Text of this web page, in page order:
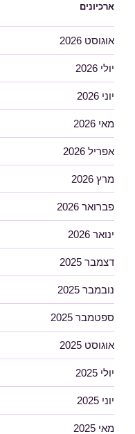
ארכיונים
אוגוסט 2026
יולי 2026
יוני 2026
מאי 2026
אפריל 2026
מרץ 2026
פברואר 2026
ינואר 2026
דצמבר 2025
נובמבר 2025
ספטמבר 2025
אוגוסט 2025
יולי 2025
יוני 2025
מאי 2025